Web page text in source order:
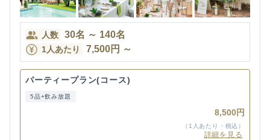
人数 30名 ～ 140名
1人あたり 7,500円 ～
パーティープラン(コース)
5品+飲み放題
8,500円
（1人あたり・税込）
詳細を見る